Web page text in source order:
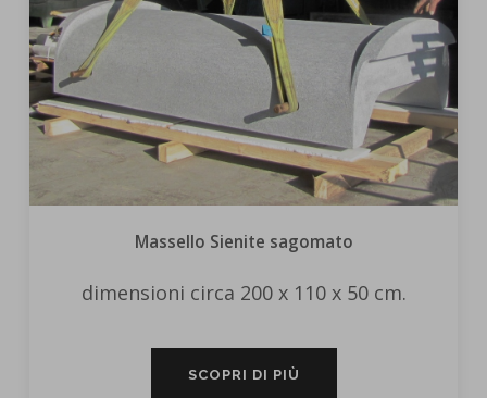
Massello Sienite sagomato
dimensioni circa 200 x 110 x 50 cm.
SCOPRI DI PIÙ